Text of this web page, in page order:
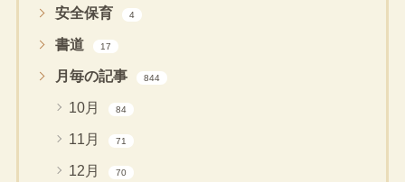
安全保育 4
書道 17
月毎の記事 844
10月 84
11月 71
12月 70